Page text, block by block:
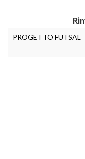
PROGETTO FUTSAL